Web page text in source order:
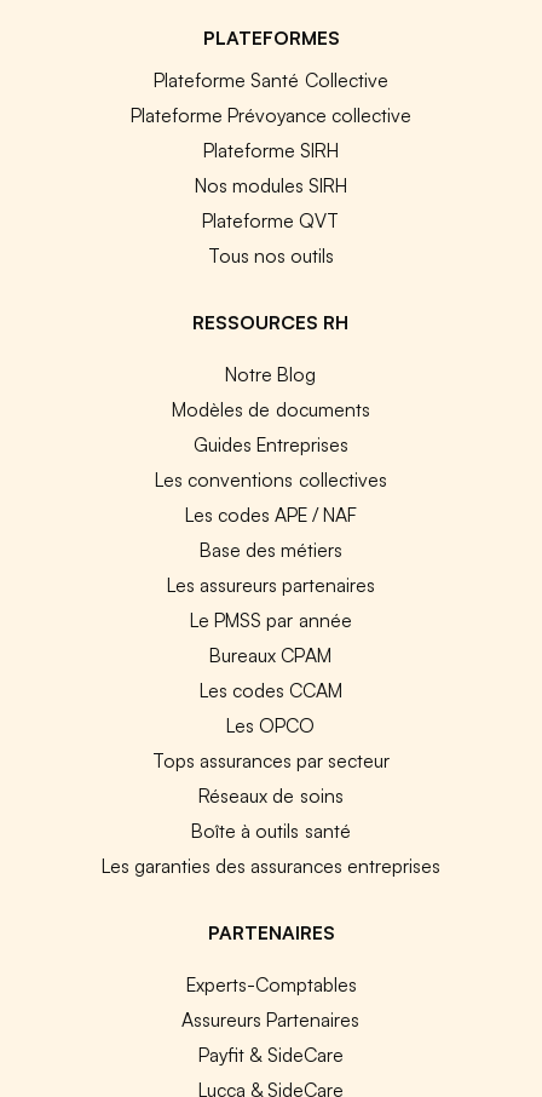
PLATEFORMES
Plateforme Santé Collective
Plateforme Prévoyance collective
Plateforme SIRH
Nos modules SIRH
Plateforme QVT
Tous nos outils
RESSOURCES RH
Notre Blog
Modèles de documents
Guides Entreprises
Les conventions collectives
Les codes APE / NAF
Base des métiers
Les assureurs partenaires
Le PMSS par année
Bureaux CPAM
Les codes CCAM
Les OPCO
Tops assurances par secteur
Réseaux de soins
Boîte à outils santé
Les garanties des assurances entreprises
PARTENAIRES
Experts-Comptables
Assureurs Partenaires
Payfit & SideCare
Lucca & SideCare